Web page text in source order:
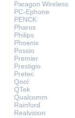
Paragon Wireless
PC-Ephone
PENCK
Pharos
Philips
Phoenix
Possio
Premier
Prestigio
Pretec
Qool
QTek
Qualcomm
Rainford
Realvision